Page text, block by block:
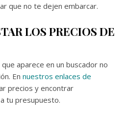
que no te dejen embarcar.
LOS PRECIOS DE
aparece en un buscador no
En nuestros enlaces de
precios y encontrar
tu presupuesto.